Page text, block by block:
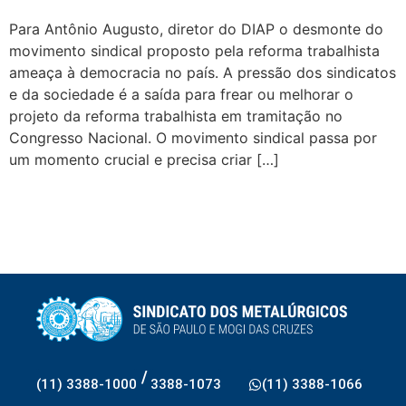
Para Antônio Augusto, diretor do DIAP o desmonte do
movimento sindical proposto pela reforma trabalhista
ameaça à democracia no país. A pressão dos sindicatos
e da sociedade é a saída para frear ou melhorar o
projeto da reforma trabalhista em tramitação no
Congresso Nacional. O movimento sindical passa por
um momento crucial e precisa criar […]
(11) 3388-1000 / 3388-1073 (11) 3388-1066